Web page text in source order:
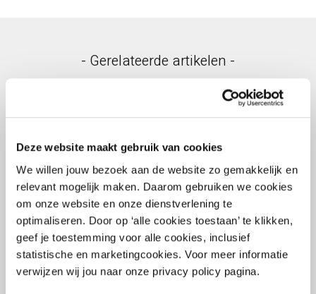
Deze website maakt gebruik van cookies
We willen jouw bezoek aan de website zo gemakkelijk en
relevant mogelijk maken. Daarom gebruiken we cookies
om onze website en onze dienstverlening te
optimaliseren. Door op ‘alle cookies toestaan’ te klikken,
geef je toestemming voor alle cookies, inclusief
statistische en marketingcookies. Voor meer informatie
verwijzen wij jou naar onze privacy policy pagina.
- Gerelateerde artikelen -
1 september 2022
Quick wins voor energiebesparing